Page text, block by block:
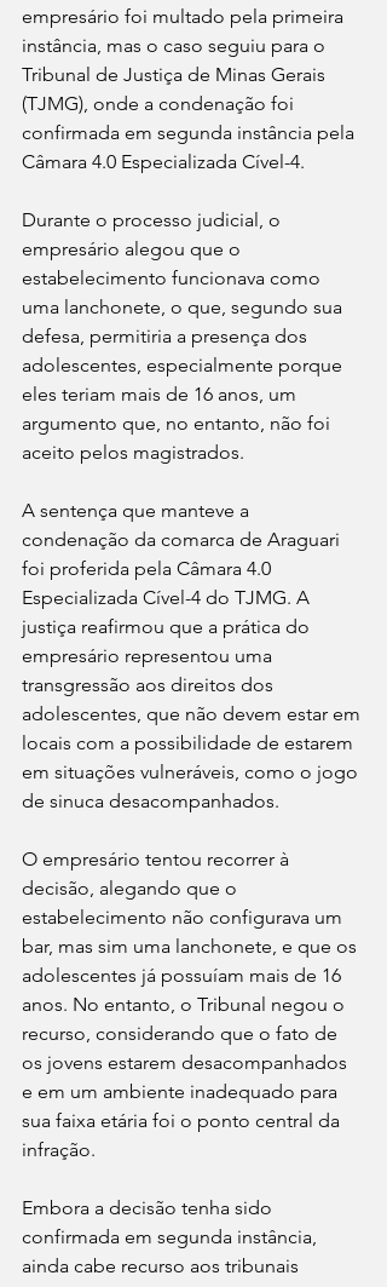
empresário foi multado pela primeira
instância, mas o caso seguiu para o
Tribunal de Justiça de Minas Gerais
(TJMG), onde a condenação foi
confirmada em segunda instância pela
Câmara 4.0 Especializada Cível-4.
Durante o processo judicial, o
empresário alegou que o
estabelecimento funcionava como
uma lanchonete, o que, segundo sua
defesa, permitiria a presença dos
adolescentes, especialmente porque
eles teriam mais de 16 anos, um
argumento que, no entanto, não foi
aceito pelos magistrados.
A sentença que manteve a
condenação da comarca de Araguari
foi proferida pela Câmara 4.0
Especializada Cível-4 do TJMG. A
justiça reafirmou que a prática do
empresário representou uma
transgressão aos direitos dos
adolescentes, que não devem estar em
locais com a possibilidade de estarem
em situações vulneráveis, como o jogo
de sinuca desacompanhados.
O empresário tentou recorrer à
decisão, alegando que o
estabelecimento não configurava um
bar, mas sim uma lanchonete, e que os
adolescentes já possuíam mais de 16
anos. No entanto, o Tribunal negou o
recurso, considerando que o fato de
os jovens estarem desacompanhados
e em um ambiente inadequado para
sua faixa etária foi o ponto central da
infração.
Embora a decisão tenha sido
confirmada em segunda instância,
ainda cabe recurso aos tribunais